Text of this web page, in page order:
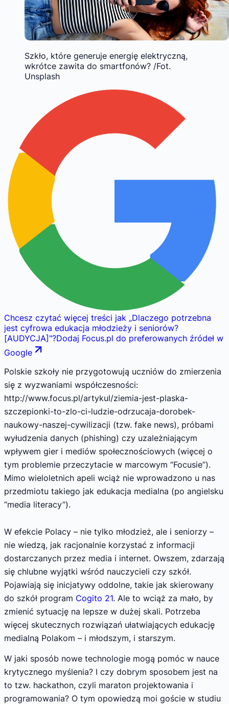
Szkło, które generuje energię elektryczną,
wkrótce zawita do smartfonów? /Fot.
Unsplash
Chcesz czytać więcej treści jak „Dlaczego potrzebna
jest cyfrowa edukacja młodzieży i seniorów?
[AUDYCJA] "?Dodaj Focus.pl do preferowanych źródeł w
Google
Polskie szkoły nie przygotowują uczniów do zmierzenia
się z wyzwaniami współczesności:
http://www.focus.pl/artykul/ziemia-jest-plaska-
szczepionki-to-zlo-ci-ludzie-odrzucaja-dorobek-
naukowy-naszej-cywilizacji (tzw. fake news), próbami
wyłudzenia danych (phishing) czy uzależniającym
wpływem gier i mediów społecznościowych (więcej o
tym problemie przeczytacie w marcowym “Focusie”).
Mimo wieloletnich apeli wciąż nie wprowadzono u nas
przedmiotu takiego jak edukacja medialna (po angielsku
“media literacy”).
W efekcie Polacy – nie tylko młodzież, ale i seniorzy –
nie wiedzą, jak racjonalnie korzystać z informacji
dostarczanych przez media i internet. Owszem, zdarzają
się chlubne wyjątki wśród nauczycieli czy szkół.
Pojawiają się inicjatywy oddolne, takie jak skierowany
do szkół program Cogito 21. Ale to wciąż za mało, by
zmienić sytuację na lepsze w dużej skali. Potrzeba
więcej skutecznych rozwiązań ułatwiających edukację
medialną Polakom – i młodszym, i starszym.
W jaki sposób nowe technologie mogą pomóc w nauce
krytycznego myślenia? I czy dobrym sposobem jest na
to tzw. hackathon, czyli maraton projektowania i
programowania? O tym opowiedzą moi goście w studiu